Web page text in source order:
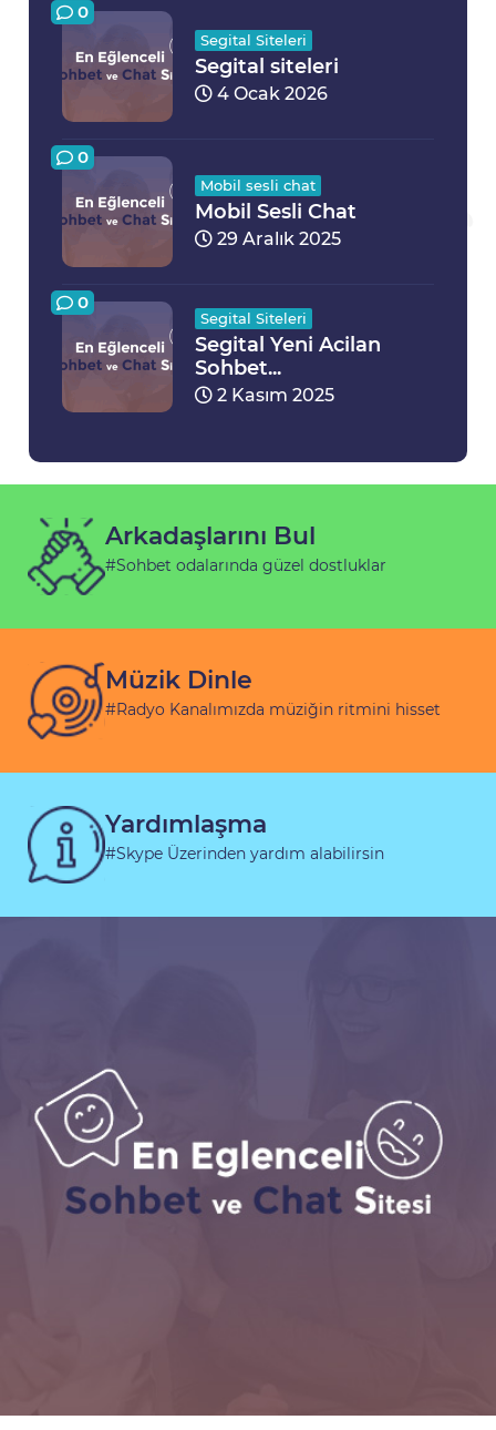
0
Segital Siteleri
Segital siteleri
4 Ocak 2026
0
Mobil sesli chat
Mobil Sesli Chat
29 Aralık 2025
0
Segital Siteleri
Segital Yeni Acilan
Sohbet...
2 Kasım 2025
Arkadaşlarını Bul
#Sohbet odalarında güzel dostluklar
Müzik Dinle
#Radyo Kanalımızda müziğin ritmini hisset
Yardımlaşma
#Skype Üzerinden yardım alabilirsin